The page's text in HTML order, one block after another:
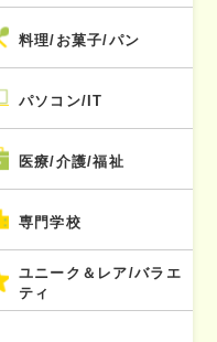
料理/お菓子/パン
パソコン/IT
医療/介護/福祉
専門学校
ユニーク＆レア/バラエ
ティ